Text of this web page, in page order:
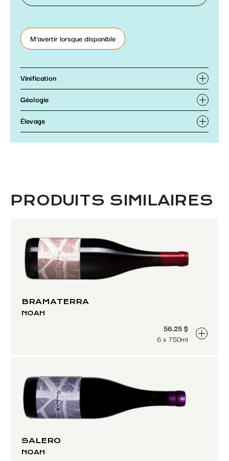
M'avertir lorsque disponible
Vinification
Géologie
Élevage
PRODUITS SIMILAIRES
BRAMATERRA
NOAH
56.25 $
6 x 750ml
SALERO
NOAH